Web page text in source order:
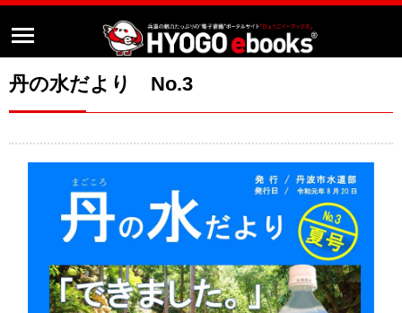
丹の水だより No.3